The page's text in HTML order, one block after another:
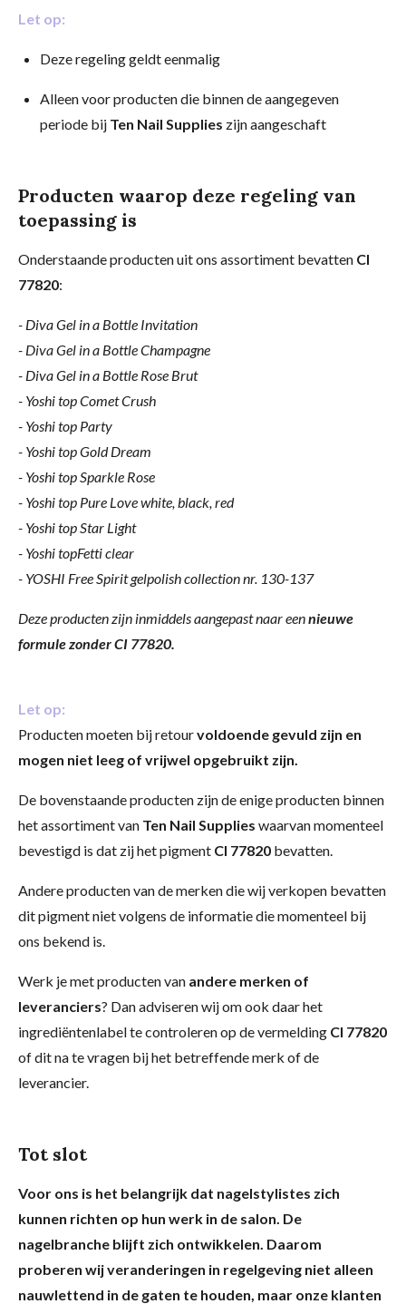
Let op:
Deze regeling geldt eenmalig
Alleen voor producten die binnen de aangegeven
periode bij Ten Nail Supplies zijn aangeschaft
Producten waarop deze regeling van
toepassing is
Onderstaande producten uit ons assortiment bevatten CI
77820:
- Diva Gel in a Bottle Invitation
- Diva Gel in a Bottle Champagne
- Diva Gel in a Bottle Rose Brut
- Yoshi top Comet Crush
- Yoshi top Party
- Yoshi top Gold Dream
- Yoshi top Sparkle Rose
- Yoshi top Pure Love white, black, red
- Yoshi top Star Light
- Yoshi topFetti clear
- YOSHI Free Spirit gelpolish collection nr. 130-137
Deze producten zijn inmiddels aangepast naar eennieuwe
formule zonder CI 77820.
Let op:
Producten moeten bij retourvoldoende gevuld zijn en
mogen niet leeg of vrijwel opgebruikt zijn.
De bovenstaande producten zijn de enige producten binnen
het assortiment van Ten Nail Supplies waarvan momenteel
bevestigd is dat zij het pigment CI 77820 bevatten.
Andere producten van de merken die wij verkopen bevatten
dit pigment niet volgens de informatie die momenteel bij
ons bekend is.
Werk je met producten van andere merken of
leveranciers? Dan adviseren wij om ook daar het
ingrediëntenlabel te controleren op de vermelding CI 77820
of dit na te vragen bij het betreffende merk of de
leverancier.
Tot slot
Voor ons is het belangrijk dat nagelstylistes zich
kunnen richten op hun werk in de salon. De
nagelbranche blijft zich ontwikkelen. Daarom
proberen wij veranderingen in regelgeving niet alleen
nauwlettend in de gaten te houden, maar onze klanten